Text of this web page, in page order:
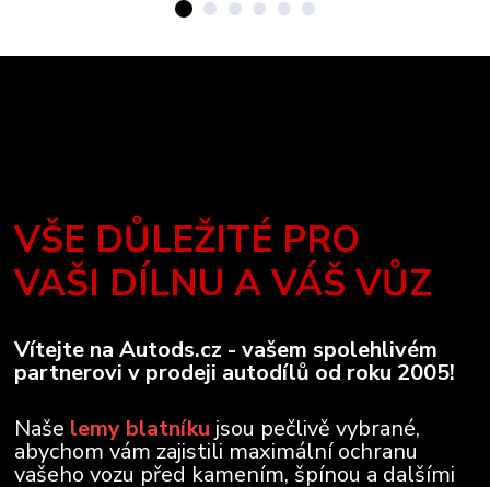
VŠE DŮLEŽITÉ PRO
VAŠI DÍLNU A VÁŠ VŮZ
Vítejte na Autods.cz - vašem spolehlivém
partnerovi v prodeji autodílů od roku 2005!
Naše lemy blatníku jsou pečlivě vybrané,
abychom vám zajistili maximální ochranu
vašeho vozu před kamením, špínou a dalšími